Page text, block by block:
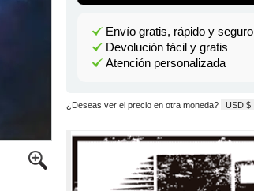
Envío gratis, rápido y seguro
Devolución fácil y gratis
Atención personalizada
¿Deseas ver el precio en otra moneda? USD $